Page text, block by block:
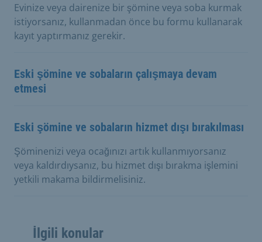
Evinize veya dairenize bir şömine veya soba kurmak
istiyorsanız, kullanmadan önce bu formu kullanarak
kayıt yaptırmanız gerekir.
Eski şömine ve sobaların çalışmaya devam
etmesi
Eski şömine ve sobaların hizmet dışı bırakılması
Şöminenizi veya ocağınızı artık kullanmıyorsanız
veya kaldırdıysanız, bu hizmet dışı bırakma işlemini
yetkili makama bildirmelisiniz.
İlgili konular